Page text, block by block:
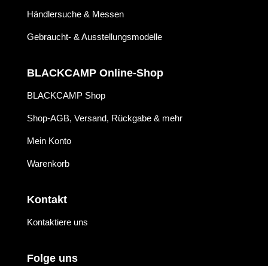
Händlersuche & Messen
Gebraucht- & Ausstellungsmodelle
BLACKCAMP Online-Shop
BLACKCAMP Shop
Shop-AGB, Versand, Rückgabe & mehr
Mein Konto
Warenkorb
Kontakt
Kontaktiere uns
Folge uns